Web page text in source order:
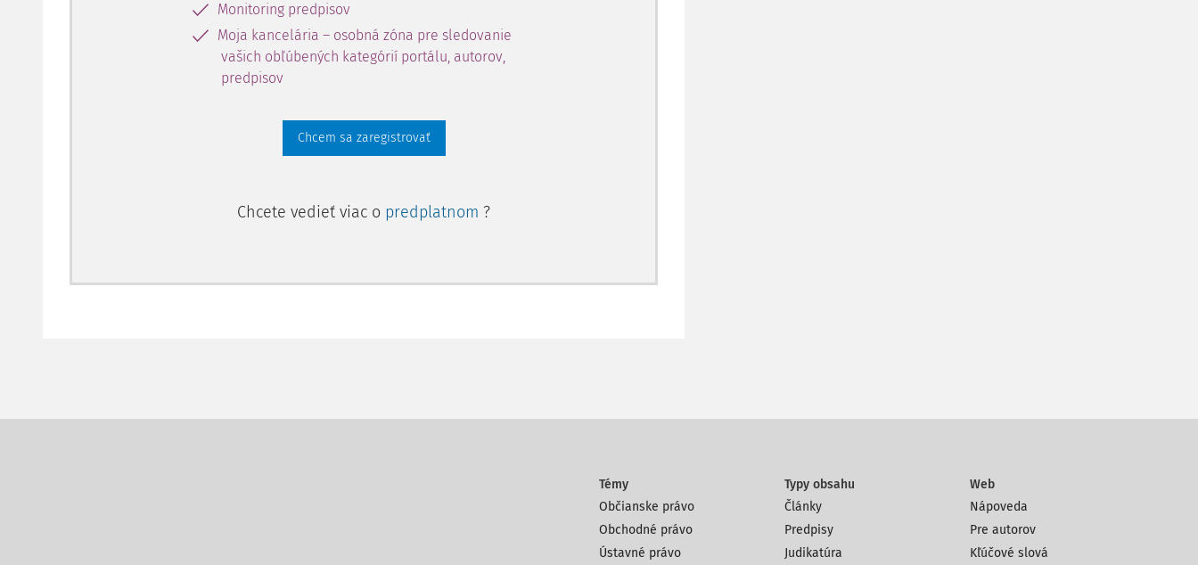
Monitoring predpisov
Moja kancelária – osobná zóna pre sledovanie
vašich obľúbených kategórií portálu, autorov,
predpisov
Chcem sa zaregistrovať
Chcete vedieť viac o predplatnom ?
Témy
Občianske právo
Obchodné právo
Ústavné právo
Typy obsahu
Články
Predpisy
Judikatúra
Web
Nápoveda
Pre autorov
Kľúčové slová